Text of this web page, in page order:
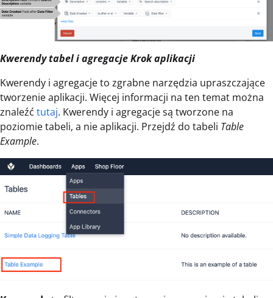
Kwerendy tabel i agregacje Krok aplikacji
Kwerendy i agregacje to zgrabne narzędzia upraszczające
tworzenie aplikacji. Więcej informacji na ten temat można
znaleźć tutaj. Kwerendy i agregacje są tworzone na
poziomie tabeli, a nie aplikacji. Przejdź do tabeli Table
Example.